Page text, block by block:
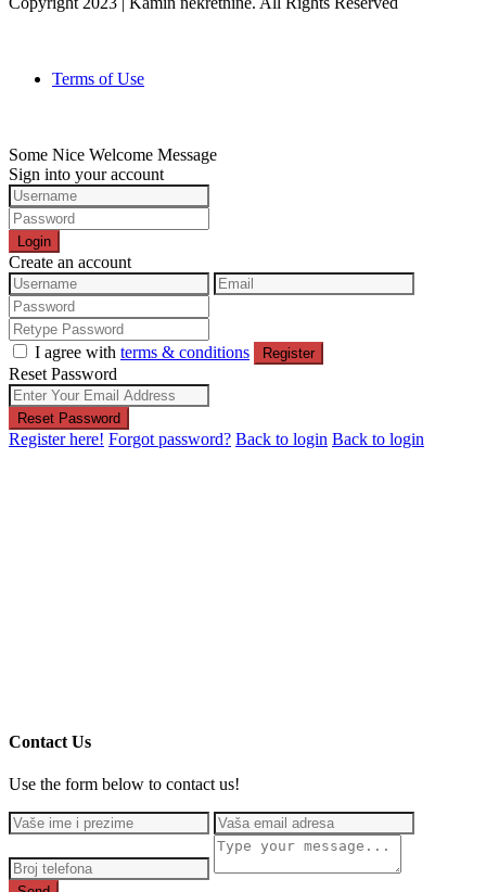
Terms of Use
Some Nice Welcome Message
Sign into your account
Login
Create an account
I agree with terms & conditions Register
Reset Password
Reset Password
Register here! Forgot password? Back to login Back to login
Contact Us
Use the form below to contact us!